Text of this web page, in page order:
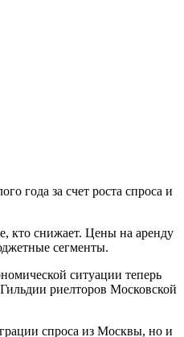
года за счет роста спроса и
кто снижает. Цены на аренду
сегменты.
ситуации теперь
риелторов Московской
спроса из Москвы, но и